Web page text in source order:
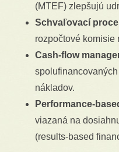
(MTEF) zlepšujú
Schvaľovací
rozpočtové komisie
Cash-flow
nákladov.
Performance-
viazaná na
(results-based